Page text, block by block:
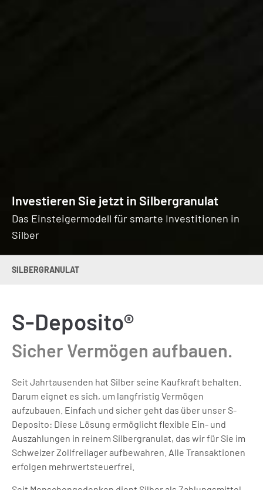
Investieren Sie jetzt in Silbergranulat
Das Einsteigermodell für smarte Investitionen in
Silber
SILBERGRANULAT
S-Deposito®
Sicher Vermögen aufbauen.
Seit Jahrtausenden hat Silber seine Kaufkraft behalten.
Darum eignet es sich, um langfristig Vermögen
aufzubauen. Einfach und sicher geht das über unser S-
Deposito: Diese Lösung ermöglicht flexible Ein- und
Auszahlungen in reinem Silbergranulat, das wir für Sie im
Schweizer Zollfreilager aufbewahren. Alle Transaktionen
erfolgen mehrwertsteuerfrei.